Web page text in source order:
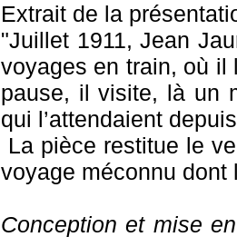
Extrait de la
"Juillet 1911, Jean
voyages en train, où il
pause, il visite, là un
qui l’attendaient
La pièce restitue le
voyage méconnu dont
Conception et mise